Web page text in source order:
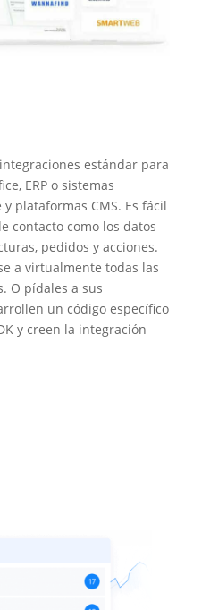
estándar para
ERP o sistemas
plataformas CMS. Es fácil
contacto como los datos
pedidos y acciones.
a virtualmente todas las
O pídales a sus
un código específico
y creen la integración